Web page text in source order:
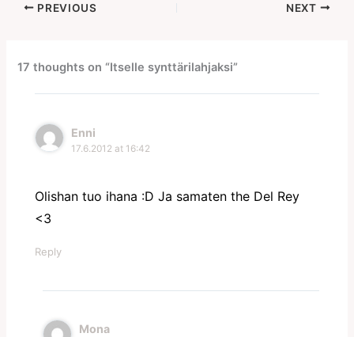
PREVIOUS NEXT
17 thoughts on “Itselle synttärilahjaksi”
Enni
17.6.2012 at 16:42
Olishan tuo ihana :D Ja samaten the Del Rey
<3
Reply
Mona